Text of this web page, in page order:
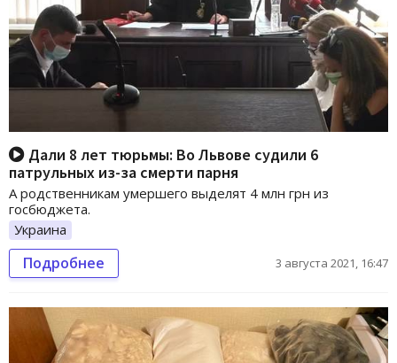
Дали 8 лет тюрьмы: Во Львове судили 6
патрульных из-за смерти парня
А родственникам умершего выделят 4 млн грн из
госбюджета.
Украина
Подробнее 3 августа 2021, 16:47